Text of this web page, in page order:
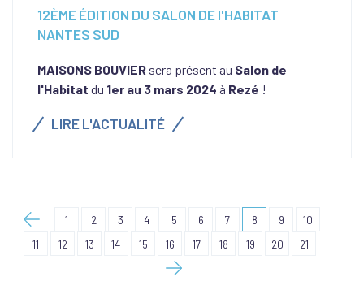
12ÈME ÉDITION DU SALON DE l'HABITAT
NANTES SUD
MAISONS BOUVIER sera présent au Salon de
l'Habitat du 1er au 3 mars 2024 à Rezé !
LIRE L'ACTUALITÉ
1 2 3 4 5 6 7 8 9
10
11
12 13 14 15 16 17 18 19 20 21